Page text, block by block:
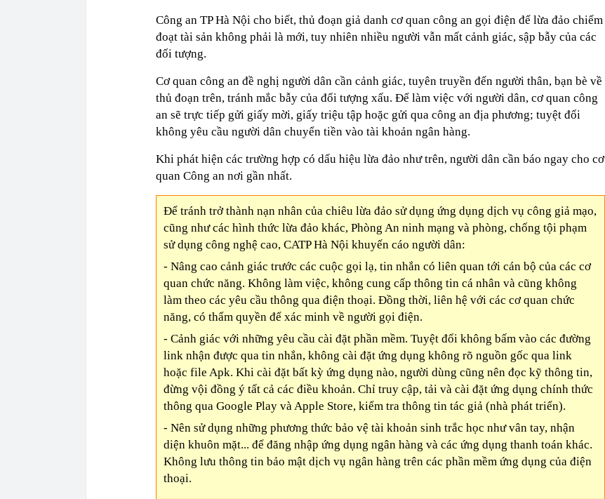
Công an TP Hà Nội cho biết, thủ đoạn giả danh cơ quan công an gọi điện để lừa đảo chiếm
đoạt tài sản không phải là mới, tuy nhiên nhiều người vẫn mất cảnh giác, sập bẫy của các
đối tượng.
Cơ quan công an đề nghị người dân cần cảnh giác, tuyên truyền đến người thân, bạn bè về
thủ đoạn trên, tránh mắc bẫy của đối tượng xấu. Để làm việc với người dân, cơ quan công
an sẽ trực tiếp gửi giấy mời, giấy triệu tập hoặc gửi qua công an địa phương; tuyệt đối
không yêu cầu người dân chuyển tiền vào tài khoản ngân hàng.
Khi phát hiện các trường hợp có dấu hiệu lừa đảo như trên, người dân cần báo ngay cho cơ
quan Công an nơi gần nhất.
Để tránh trở thành nạn nhân của chiêu lừa đảo sử dụng ứng dụng dịch vụ công giả mạo,
cũng như các hình thức lừa đảo khác, Phòng An ninh mạng và phòng, chống tội phạm
sử dụng công nghệ cao, CATP Hà Nội khuyến cáo người dân:
- Nâng cao cảnh giác trước các cuộc gọi lạ, tin nhắn có liên quan tới cán bộ của các cơ
quan chức năng. Không làm việc, không cung cấp thông tin cá nhân và cũng không
làm theo các yêu cầu thông qua điện thoại. Đồng thời, liên hệ với các cơ quan chức
năng, có thẩm quyền để xác minh về người gọi điện.
- Cảnh giác với những yêu cầu cài đặt phần mềm. Tuyệt đối không bấm vào các đường
link nhận được qua tin nhắn, không cài đặt ứng dụng không rõ nguồn gốc qua link
hoặc file Apk. Khi cài đặt bất kỳ ứng dụng nào, người dùng cũng nên đọc kỹ thông tin,
đừng vội đồng ý tất cả các điều khoản. Chỉ truy cập, tải và cài đặt ứng dụng chính thức
thông qua Google Play và Apple Store, kiểm tra thông tin tác giả (nhà phát triển).
- Nên sử dụng những phương thức bảo vệ tài khoản sinh trắc học như vân tay, nhận
diện khuôn mặt... để đăng nhập ứng dụng ngân hàng và các ứng dụng thanh toán khác.
Không lưu thông tin bảo mật dịch vụ ngân hàng trên các phần mềm ứng dụng của điện
thoại.